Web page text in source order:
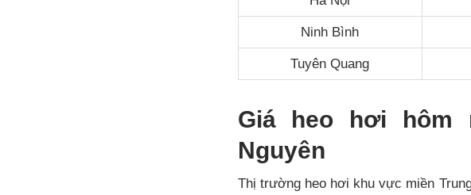
Ninh Bình
Tuyên Quang
Giá heo hơi hôm
Nguyên
Thị trường heo hơi khu vực miền